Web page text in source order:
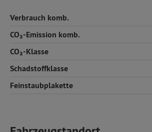
Verbrauch komb.
CO₂-Emission komb.
CO₂-Klasse
Schadstoffklasse
Feinstaubplakette